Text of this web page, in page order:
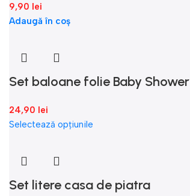
9,90 lei
Adaugă în coș
Set baloane folie Baby Shower
24,90 lei
Selectează opțiunile
Set litere casa de piatra